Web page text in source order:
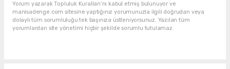
Yorum yazarak Topluluk Kuralları’nı kabul etmiş bulunuyor ve
manisadenge.com sitesine yaptığınız yorumunuzla ilgili doğrudan veya
dolaylı tüm sorumluluğu tek başınıza üstleniyorsunuz. Yazılan tüm
yorumlardan site yönetimi hiçbir şekilde sorumlu tutulamaz.